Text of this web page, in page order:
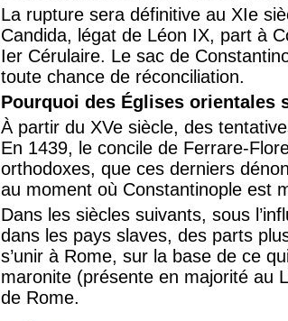
La rupture sera définitive au XIe
Candida, légat de Léon IX, part à
Ier Cérulaire. Le sac de
toute chance de réconciliation.
Pourquoi des Églises orientales
À partir du XVe siècle, des
En 1439, le concile de Ferrare-
orthodoxes, que ces derniers
au moment où Constantinople est
Dans les siècles suivants, sous
dans les pays slaves, des parts
s’unir à Rome, sur la base de ce
maronite (présente en majorité au
de Rome.